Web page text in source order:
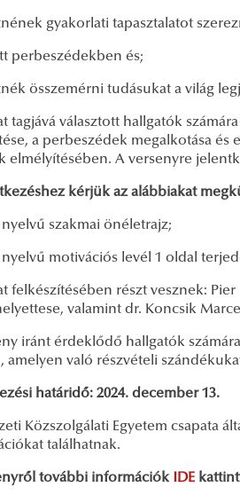
gyakorlati tapasztalatot
perbeszédekben és;
összemérni tudásukat a világ
tagjává választott hallgatók
a perbeszédek megalkotása
elmélyítésében. A versenyre
kérjük az alábbiakat
szakmai önéletrajz;
motivációs levél 1 oldal
felkészítésében részt vesznek:
valamint dr. Koncsik
iránt érdeklődő hallgatók
amelyen való részvételi
határidő: 2024. december 13.
Közszolgálati Egyetem csapata
találhatnak.
további információk IDE